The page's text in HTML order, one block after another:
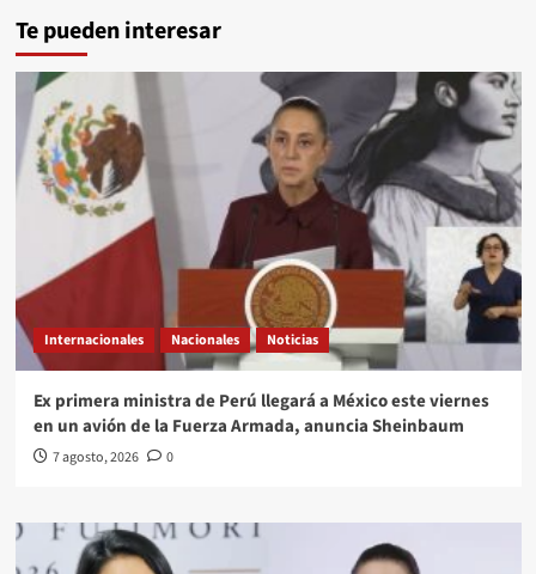
Te pueden interesar
Internacionales Nacionales Noticias
Ex primera ministra de Perú llegará a México este viernes
en un avión de la Fuerza Armada, anuncia Sheinbaum
7 agosto, 2026 0